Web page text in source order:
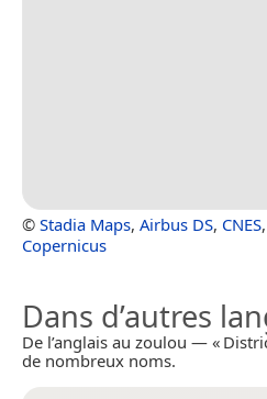
© Stadia Maps, Airbus DS, CNES,
Copernicus
Dans d’autres
De l’anglais au zoulou — «
de nombreux noms.